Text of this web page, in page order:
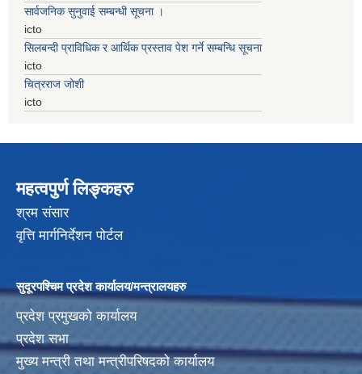
सार्वजनिक सुनुवाई सम्बन्धी सूचना ।
icto
सिलबन्दी प्राविधिक र आर्थिक प्रस्ताव पेश गर्ने सम्बन्धि सूचना
icto
चित्रराज जोशी
icto
महत्वपुर्ण लिङ्कहरु
श्रम संसार
वृत्ति मार्गनिर्देशन पोर्टल
सुदूरपश्चिम प्रदेश कार्यालय/मन्त्रालयहरु
प्रदेश प्रमुखको कार्यालय
प्रदेश सभा
मुख्य मन्त्री तथा मन्त्रीपरिषदको कार्यालय